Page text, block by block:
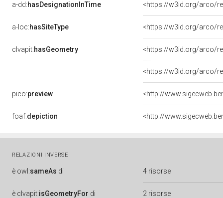
a-dd:hasDesignationInTime <https://w3id.org/arco/
a-loc:hasSiteType <https://w3id.org/arco/
clvapit:hasGeometry <https://w3id.org/arco/
<https://w3id.org/arco/
pico:preview
foaf:depiction
RELAZIONI INVERSE
è owl:sameAs di 4 risorse
è clvapit:isGeometryFor di 2 risorse